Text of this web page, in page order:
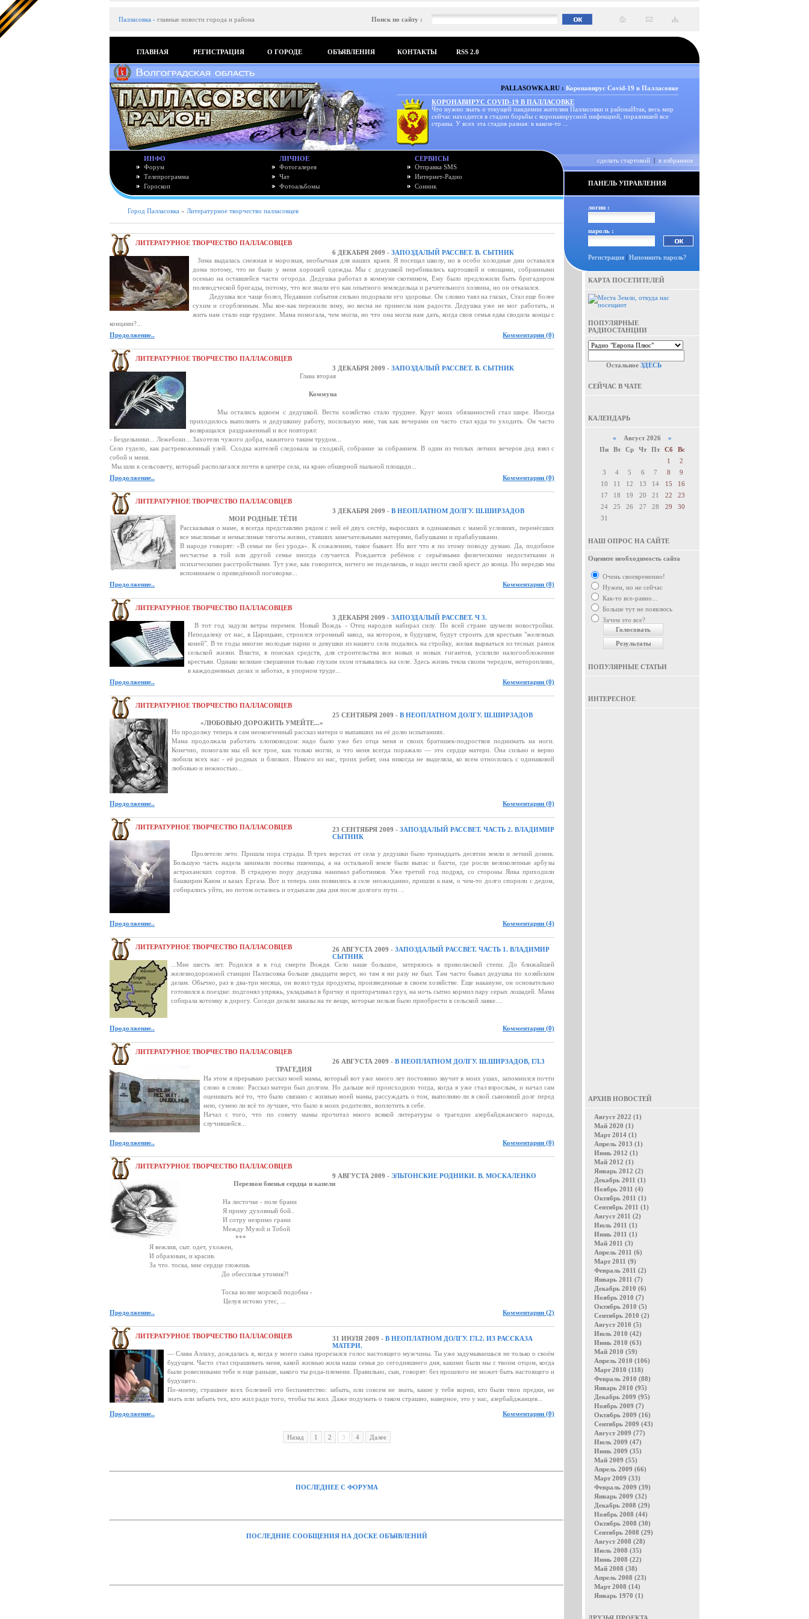
Палласовка - главные новости города и района Поиск по сайту :
ГЛАВНАЯ РЕГИСТРАЦИЯ О ГОРОДЕ ОБЪЯВЛЕНИЯ КОНТАКТЫ RSS 2.0
PALLASOWKA.RU : Коронавирус Covid-19 в Палласовке
КОРОНАВИРУС COVID-19 В ПАЛЛАСОВКЕ
Что нужно знать о текущей пандемии жителям Палласовки и районаИтак, весь мир
сейчас находится в стадии борьбы с коронавирусной инфекцией, поразившей все
страны. У всех эта стадия разная: в каком-то ...
ИНФО
Форум
Телепрограмма
Гороскоп
ЛИЧНОЕ
Фотогалерея
Чат
Фотоальбомы
СЕРВИСЫ
Отправка SMS
Интернет-Радио
Сонник
сделать стартовой | в избранное
ПАНЕЛЬ УПРАВЛЕНИЯ
Город Палласовка » Литературное творчество палласовцев
ЛИТЕРАТУРНОЕ ТВОРЧЕСТВО ПАЛЛАСОВЦЕВ
6 ДЕКАБРЯ 2009 - ЗАПОЗДАЛЫЙ РАССВЕТ. В. СЫТНИК
Зима выдалась снежная и морозная, необычная для наших краев. Я посещал школу, но в особо холодные дни оставался
дома потому, что не было у меня хорошей одежды. Мы с дедушкой перебивались картошкой и овощами, собранными
осенью на оставшейся части огорода. Дедушка работал в коммуне скотником, Ему было предложили быть бригадиром
полеводческой бригады, потому, что все знали его как опытного земледельца и рачительного хозяина, но он отказался.
Дедушка все чаще болел, Недавние события сильно подорвали его здоровье. Он словно таял на глазах, Стал еще более
сухим и сгорбленным. Мы кое-как пережили зиму, но весна не принесла нам радости. Дедушка уже не мог работать, и
жить нам стало еще труднее. Мама помогала, чем могла, но что она могла нам дать, когда своя семья едва сводила концы с
концами?...
Продолжение..
Комментарии (0)
ЛИТЕРАТУРНОЕ ТВОРЧЕСТВО ПАЛЛАСОВЦЕВ
3 ДЕКАБРЯ 2009 - ЗАПОЗДАЛЫЙ РАССВЕТ. В. СЫТНИК
Глава вторая
Коммуна
Мы остались вдвоем с дедушкой. Вести хозяйство стало труднее. Круг моих обязанностей стал шире. Иногда
приходилось выполнять и дедушкину работу, посильную мне, так как вечерами он часто стал куда то уходить. Он часто
возвращался раздраженный и все повторял:
- Бездельники... Лежебоки... Захотели чужого добра, нажитого таким трудом...
Село гудело, как растревоженный улей. Сходка жителей следовала за сходкой, собрание за собранием. В один из теплых летних вечеров дед взял с
собой и меня.
Мы шли к сельсовету, который располагался почти в центре села, на краю обширной пыльной площади...
Продолжение..
Комментарии (0)
ЛИТЕРАТУРНОЕ ТВОРЧЕСТВО ПАЛЛАСОВЦЕВ
3 ДЕКАБРЯ 2009 - В НЕОПЛАТНОМ ДОЛГУ. Ш.ШИРЗАДОВ
МОИ РОДНЫЕ ТЁТИ
Рассказывая о маме, я всегда представляю рядом с ней её двух сестёр, выросших в одинаковых с мамой условиях, перенёсших
все мыслимые и немыслимые тяготы жизни, ставших замечательными матерями, бабушками и прабабушками.
В народе говорят: «В семье не без урода». К сожалению, такое бывает. Но вот что я по этому поводу думаю. Да, подобное
несчастье в той или другой семье иногда случается. Рождается ребёнок с серьёзными физическими недостатками и
психическими расстройствами. Тут уже, как говорится, ничего не поделаешь, и надо нести свой крест до конца. Но нередко мы
вспоминаем о приведённой поговорке...
Продолжение..
Комментарии (0)
ЛИТЕРАТУРНОЕ ТВОРЧЕСТВО ПАЛЛАСОВЦЕВ
3 ДЕКАБРЯ 2009 - ЗАПОЗДАЛЫЙ РАССВЕТ. Ч 3.
В тот год задули ветры перемен. Новый Вождь - Отец народов набирал силу. По всей стране шумели новостройки.
Неподалеку от нас, в Царицыне, строился огромный завод, на котором, в будущем, будут строить для крестьян "железных
коней". В те годы многие молодые парни и девушки из нашего села подались на стройку, желая вырваться из тесных рамок
сельской жизни. Власти, в поисках средств, для строительства все новых и новых гигантов, усилили налогообложение
крестьян. Однако великие свершения только глухим эхом отзывались на селе. Здесь жизнь текла своим чередом, неторопливо,
в каждодневных делах и заботах, в упорном труде...
Продолжение..
Комментарии (0)
ЛИТЕРАТУРНОЕ ТВОРЧЕСТВО ПАЛЛАСОВЦЕВ
25 СЕНТЯБРЯ 2009 - В НЕОПЛАТНОМ ДОЛГУ. Ш.ШИРЗАДОВ
«ЛЮБОВЬЮ ДОРОЖИТЬ УМЕЙТЕ...»
Но продолжу теперь я сам неоконченный рассказ матери о выпавших на её долю испытаниях.
Мама продолжала работать хлопководом: надо было уже без отца меня и своих братишек-подростков поднимать на ноги.
Конечно, помогали мы ей все трое, как только могли, и что меня всегда поражало — это сердце матери. Она сильно и верно
любила всех нас - её родных и близких. Никого из нас, троих ребят, она никогда не выделяла, ко всем относилась с одинаковой
любовью и нежностью...
Продолжение.. Комментарии (0)
ЛИТЕРАТУРНОЕ ТВОРЧЕСТВО ПАЛЛАСОВЦЕВ 23 СЕНТЯБРЯ 2009 - ЗАПОЗДАЛЫЙ РАССВЕТ. ЧАСТЬ 2. ВЛАДИМИР
СЫТНИК
Пролетело лето. Пришла пора страды. В трех верстах от села у дедушки было тринадцать десятин земли и летний домик.
Большую часть надела занимали посевы пшеницы, а на остальной земле были выпас и бахчи, где росли великолепные арбузы
астраханских сортов. В страдную пору дедушка нанимал работников. Уже третий год подряд, со стороны Яика приходили
башкирин Каюм и казах Ергаза. Вот и теперь они появились в селе неожиданно, пришли к нам, о чем-то долго спорили с дедом,
собирались уйти, но потом остались и отдыхали два дня после долгого пути. ..
Продолжение.. Комментарии (4)
ЛИТЕРАТУРНОЕ ТВОРЧЕСТВО ПАЛЛАСОВЦЕВ 26 АВГУСТА 2009 - ЗАПОЗДАЛЫЙ РАССВЕТ. ЧАСТЬ 1. ВЛАДИМИР
СЫТНИК
...Мне шесть лет. Родился я в год смерти Вождя. Село наше большое, затерялось в приволжской степи. До ближайшей
железнодорожной станции Палласовка больше двадцати верст, но там я ни разу не был. Там часто бывал дедушка по хозяйским
делам. Обычно, раз в два-три месяца, он возил туда продукты, произведенные в своем хозяйстве. Еще накануне, он основательно
готовился к поездке: подгонял упряжь, укладывал в бричку и приторачивал груз, на ночь сытно кормил пару серых лошадей. Мама
собирала котомку в дорогу. Соседи делали заказы на те вещи, которые нельзя было приобрести в сельской лавке....
Продолжение.. Комментарии (0)
ЛИТЕРАТУРНОЕ ТВОРЧЕСТВО ПАЛЛАСОВЦЕВ
26 АВГУСТА 2009 - В НЕОПЛАТНОМ ДОЛГУ. Ш.ШИРЗАДОВ, ГЛ.3
ТРАГЕДИЯ
На этом я прерываю рассказ моей мамы, который вот уже много лет постоянно звучит в моих ушах, запомнился почти
слово в слово: Рассказ матери был долгим. Но дальше всё происходило тогда, когда я уже стал взрослым, и начал сам
оценивать всё то, что было связано с жизнью моей мамы, рассуждать о том, выполняю ли я свой сыновний долг перед
нею, сумею ли всё то лучшее, что было в моих родителях, воплотить в себе.
Начал с того, что по совету мамы прочитал много всякой литературы о трагедии азербайджанского народа,
случившейся...
Продолжение.. Комментарии (0)
ЛИТЕРАТУРНОЕ ТВОРЧЕСТВО ПАЛЛАСОВЦЕВ
9 АВГУСТА 2009 - ЭЛЬТОНСКИЕ РОДНИКИ. В. МОСКАЛЕНКО
Перезвон биенья сердца и капели
На листочке - поле брани
Я приму духовный бой..
И сотру незримо грани
Между Музой и Тобой
***
Я вежлив, сыт. одет, ухожен,
И образован, и красив.
За что. тоска, мне сердце гложешь
До обессилья утомив?!
Тоска волне морской подобна -
Целуя истово утес, ...
Продолжение..
Комментарии (2)
ЛИТЕРАТУРНОЕ ТВОРЧЕСТВО ПАЛЛАСОВЦЕВ 31 ИЮЛЯ 2009 - В НЕОПЛАТНОМ ДОЛГУ. ГЛ.2. ИЗ РАССКАЗА
МАТЕРИ.
— Слава Аллаху, дождалась я, когда у моего сына прорезался голос настоящего мужчины. Ты уже задумываешься не только о своём
будущем. Часто стал спрашивать меня, какой жизнью жила наша семья до сегодняшнего дня, какими были мы с твоим отцом, когда
были ровесниками тебе и еще раньше, какого ты рода-племени. Правильно, сын, говорят: без прошлого не может быть настоящего и
будущего.
По-моему, страшнее всех болезней это беспамятство: забыть, или совсем не знать, какие у тебя корни, кто были твои предки, не
знать или забыть тех, кто жил ради того, чтобы ты жил. Даже подумать о таком страшно, наверное, это у нас, азербайджанцев...
Продолжение.. Комментарии (0)
Назад 1 2 3 4 Далее
ПОСЛЕДНЕЕ С ФОРУМА
ПОСЛЕДНИЕ СООБЩЕНИЯ НА ДОСКЕ ОБЪЯВЛЕНИЙ
логин :
пароль :
Регистрация | Напомнить пароль?
КАРТА ПОСЕТИТЕЛЕЙ
ПОПУЛЯРНЫЕ
РАДИОСТАНЦИИ
Остальное ЗДЕСЬ
СЕЙЧАС В ЧАТЕ
КАЛЕНДАРЬ
« Август 2026 »
Пн
Вт Ср Чт Пт Сб
Вс
1
2
3
4 5 6 7 8
9
10
11 12 13 14 15
16
17
18 19 20 21 22
23
24
25 26 27 28 29
30
31
НАШ ОПРОС НА САЙТЕ
Оцените необходимость сайта
Очень своевременно!
Нужен, но не сейчас
Как-то все-равно...
Больше тут не появлюсь
Зачем это все?
ПОПУЛЯРНЫЕ СТАТЬИ
ИНТЕРЕСНОЕ
АРХИВ НОВОСТЕЙ
Август 2022 (1)
Май 2020 (1)
Март 2014 (1)
Апрель 2013 (1)
Июнь 2012 (1)
Май 2012 (1)
Январь 2012 (2)
Декабрь 2011 (1)
Ноябрь 2011 (4)
Октябрь 2011 (1)
Сентябрь 2011 (1)
Август 2011 (2)
Июль 2011 (1)
Июнь 2011 (1)
Май 2011 (3)
Апрель 2011 (6)
Март 2011 (9)
Февраль 2011 (2)
Январь 2011 (7)
Декабрь 2010 (6)
Ноябрь 2010 (7)
Октябрь 2010 (5)
Сентябрь 2010 (2)
Август 2010 (5)
Июль 2010 (42)
Июнь 2010 (63)
Май 2010 (59)
Апрель 2010 (106)
Март 2010 (118)
Февраль 2010 (88)
Январь 2010 (95)
Декабрь 2009 (95)
Ноябрь 2009 (7)
Октябрь 2009 (16)
Сентябрь 2009 (43)
Август 2009 (77)
Июль 2009 (47)
Июнь 2009 (35)
Май 2009 (55)
Апрель 2009 (66)
Март 2009 (33)
Февраль 2009 (39)
Январь 2009 (32)
Декабрь 2008 (29)
Ноябрь 2008 (44)
Октябрь 2008 (30)
Сентябрь 2008 (29)
Август 2008 (28)
Июль 2008 (35)
Июнь 2008 (22)
Май 2008 (38)
Апрель 2008 (23)
Март 2008 (14)
Январь 1970 (1)